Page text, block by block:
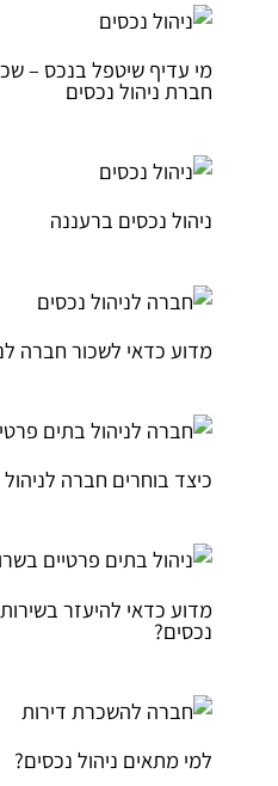
מי עדיף שיטפל בנכס –
חברת ניהול נכסים
ניהול נכסים ברעננה
מדוע כדאי לשכור חברה
כיצד בוחרים חברה
מדוע כדאי להיעזר
נכסים?
למי מתאים ניהול נכסים?